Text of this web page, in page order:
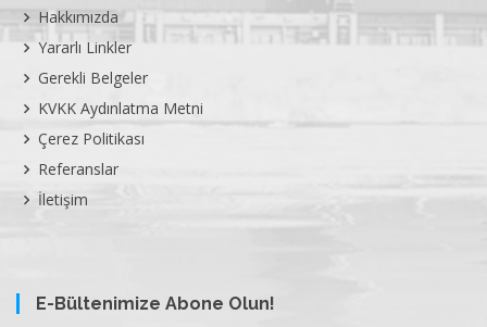
Hakkımızda
Yararlı Linkler
Gerekli Belgeler
KVKK Aydınlatma Metni
Çerez Politikası
Referanslar
İletişim
E-Bültenimize Abone Olun!